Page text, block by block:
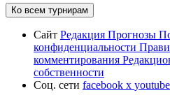
Ко всем турнирам
Сайт Редакция Прогнозы
конфиденциальности
комментирования
собственности
Соц. сети facebook x youtube